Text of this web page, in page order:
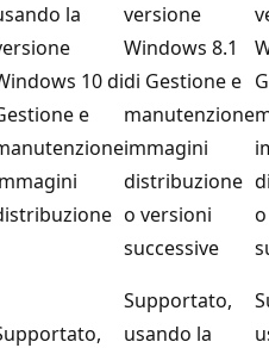
la
10 di
e
versione
Windows 8.1
di Gestione e
manutenzione
immagini
distribuzione
o versioni
successive
Supportato,
usando la